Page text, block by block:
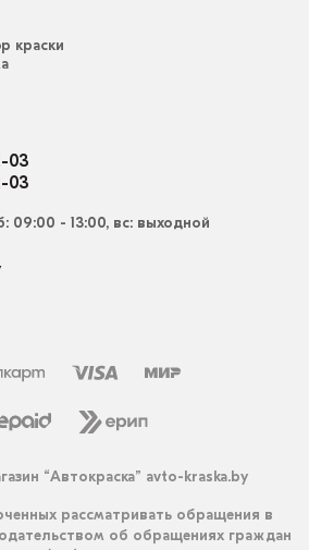
краски
03
03
09:00 - 13:00, вс: выходной
“Автокраска” avto-kraska.by
рассматривать обращения в
об обращениях граждан